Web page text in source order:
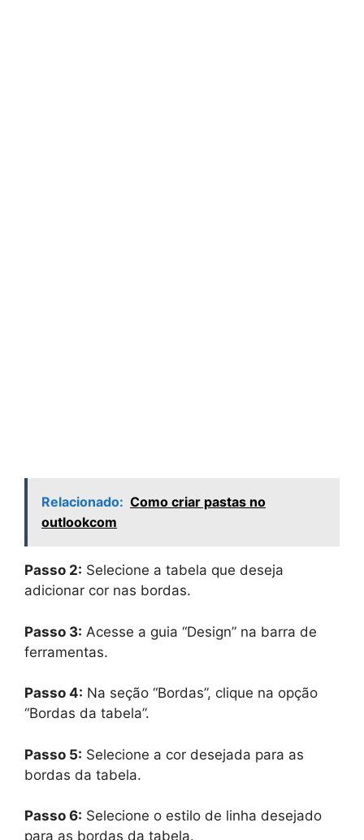
Relacionado: Como criar pastas no
outlookcom
Passo 2: Selecione a tabela que deseja
adicionar cor nas bordas.
Passo 3: Acesse a guia “Design” na barra de
ferramentas.
Passo 4: Na seção “Bordas”, clique na opção
“Bordas da tabela”.
Passo 5: Selecione a cor desejada para as
bordas da tabela.
Passo 6: Selecione o estilo de linha desejado
para as bordas da tabela.